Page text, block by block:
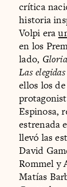
crítica
historia
Volpi era
en los
lado, Gloria
Las elegidas
ellos los
Espinosa,
estrenada
llevó las
David
Rommel y
Matías